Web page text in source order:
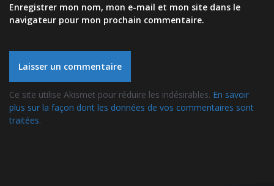
Enregistrer mon nom, mon e-mail et mon site dans le
navigateur pour mon prochain commentaire.
Ce site utilise Akismet pour réduire les indésirables. En savoir
plus sur la façon dont les données de vos commentaires sont
traitées.